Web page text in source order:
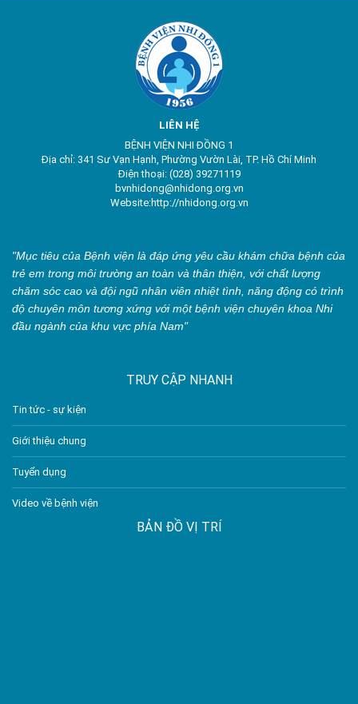
LIÊN HỆ
BỆNH VIỆN NHI ĐỒNG 1
Địa chỉ: 341 Sư Vạn Hạnh, Phường Vườn Lài, TP. Hồ Chí Minh
Điện thoại: (028) 39271119
bvnhidong@nhidong.org.vn
Website:http://nhidong.org.vn
"Mục tiêu của Bệnh viện là đáp ứng yêu cầu khám chữa bệnh của
trẻ em trong môi trường an toàn và thân thiện, với chất lượng
chăm sóc cao và đội ngũ nhân viên nhiệt tình, năng động có trình
độ chuyên môn tương xứng với một bệnh viện chuyên khoa Nhi
đầu ngành của khu vực phía Nam"
TRUY CẬP NHANH
Tin tức - sự kiện
Giới thiệu chung
Tuyển dụng
Video về bệnh viện
BẢN ĐỒ VỊ TRÍ